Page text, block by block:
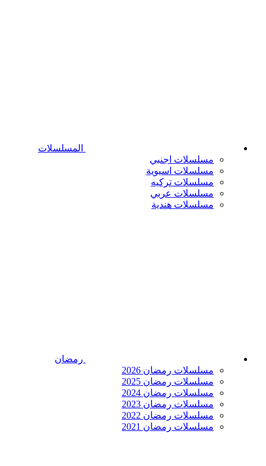
المسلسلات
مسلسلات اجنبي
مسلسلات اسيوية
مسلسلات تركيه
مسلسلات عربي
مسلسلات هندية
رمضان
مسلسلات رمضان 2026
مسلسلات رمضان 2025
مسلسلات رمضان 2024
مسلسلات رمضان 2023
مسلسلات رمضان 2022
مسلسلات رمضان 2021